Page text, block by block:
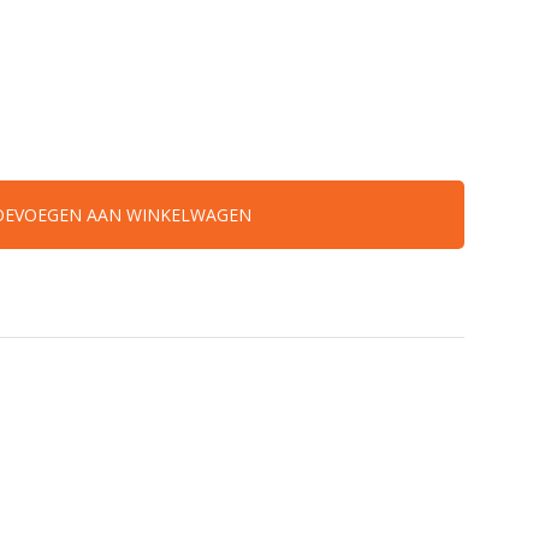
AAN WINKELWAGEN